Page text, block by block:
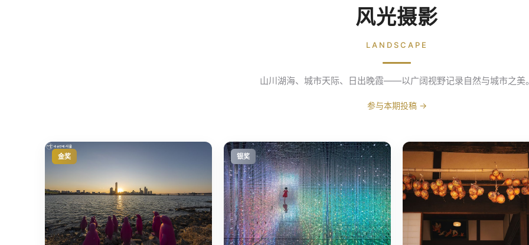
风光摄影
LANDSCAPE
山川湖海、城市天际、日出晚霞——以广阔视野记录自然与城市之美
参与本期投稿 →
金奖 银奖